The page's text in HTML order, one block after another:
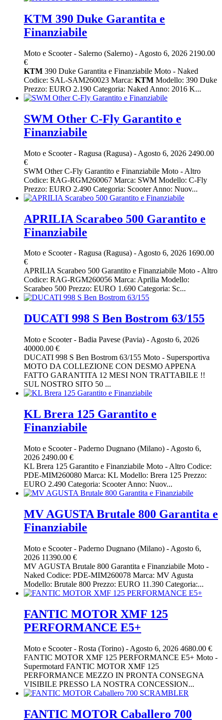
KTM 390 Duke Garantita e
Finanziabile
Moto e Scooter- Salerno (Salerno) - Agosto 6, 2026 2190.00
€
KTM 390 Duke Garantita e Finanziabile Moto - Naked
Codice: SAL-SAM260023 Marca: KTM Modello: 390 Duke
Prezzo: EURO 2.190 Categoria: Naked Anno: 2016 K...
SWM Other C-Fly Garantito e
Finanziabile
Moto e Scooter- Ragusa (Ragusa) - Agosto 6, 2026 2490.00
€
SWM Other C-Fly Garantito e Finanziabile Moto - Altro
Codice: RAG-RGM260067 Marca: SWM Modello: C-Fly
Prezzo: EURO 2.490 Categoria: Scooter Anno: Nuov...
APRILIA Scarabeo 500 Garantito e
Finanziabile
Moto e Scooter- Ragusa (Ragusa) -Agosto 6, 2026 1690.00
€
APRILIA Scarabeo 500 Garantito e Finanziabile Moto - Altro
Codice: RAG-RGM260056 Marca: Aprilia Modello:
Scarabeo 500 Prezzo: EURO 1.690 Categoria: Sc...
DUCATI 998 S Ben Bostrom 63/155
Moto e Scooter- Badia Pavese (Pavia) - Agosto 6, 2026
40000.00 €
DUCATI 998 S Ben Bostrom 63/155 Moto - Supersportiva
MOTO DA COLLEZIONE CON DESMO APPENA
FATTO GARANTITA 12 MESI NON TRATTABILE !!
SUL NOSTRO SITO 50 ...
KL Brera 125 Garantito e
Finanziabile
Moto e Scooter- Paderno Dugnano (Milano) - Agosto 6,
2026 2490.00 €
KL Brera 125 Garantito e Finanziabile Moto - Altro Codice:
PDE-MIM260080 Marca: KL Modello: Brera 125 Prezzo:
EURO 2.490 Categoria: Scooter Anno: Nuov...
MV AGUSTA Brutale 800 Garantita e
Finanziabile
Moto e Scooter- Paderno Dugnano (Milano) - Agosto 6,
2026 11390.00 €
MV AGUSTA Brutale 800 Garantita e Finanziabile Moto -
Naked Codice: PDE-MIM260078 Marca: MV Agusta
Modello: Brutale 800 Prezzo: EURO 11.390 Categoria:...
FANTIC MOTOR XMF 125
PERFORMANCE E5+
Moto e Scooter- Rosta (Torino) - Agosto 6, 2026 4680.00 €
FANTIC MOTOR XMF 125 PERFORMANCE E5+ Moto -
Supermotard FANTIC MOTOR XMF 125
PERFORMANCE MEZZO IN PRONTA CONSEGNA
VISIBILE PRESSO LA NOSTRA CONCESSION...
FANTIC MOTOR Caballero 700